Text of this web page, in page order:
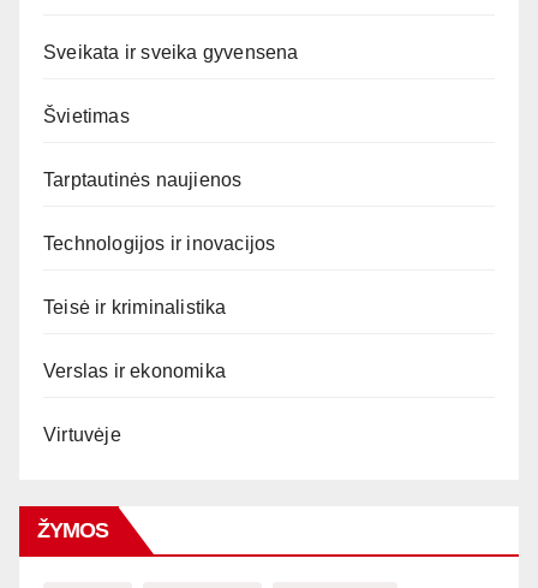
Sveikata ir sveika gyvensena
Švietimas
Tarptautinės naujienos
Technologijos ir inovacijos
Teisė ir kriminalistika
Verslas ir ekonomika
Virtuvėje
ŽYMOS